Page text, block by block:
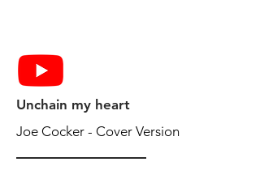
Unchain my heart
Joe Cocker - Cover Version